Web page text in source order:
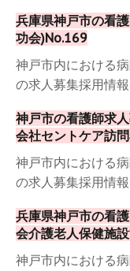
兵庫県神戸市の看
功会)No.169
神戸市内における
の求人募集採用情
神戸市の看護師求
会社セントケア訪
神戸市内における
の求人募集採用情
兵庫県神戸市の看
会介護老人保健施
神戸市内における